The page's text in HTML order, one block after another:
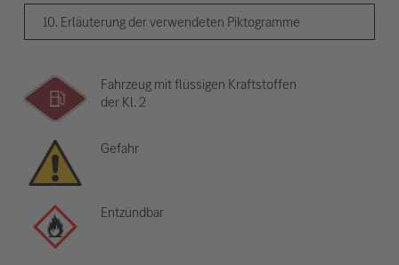
10. Erläuterung der verwendeten Piktogramme
Fahrzeug mit flüssigen Kraftstoffen
der Kl. 2
Gefahr
Entzündbar